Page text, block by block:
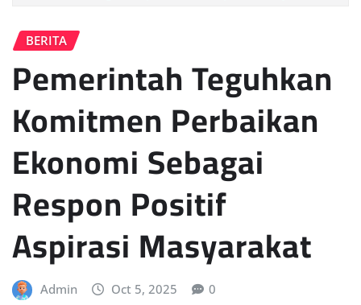
BERITA
Pemerintah Teguhkan
Komitmen Perbaikan
Ekonomi Sebagai
Respon Positif
Aspirasi Masyarakat
Admin Oct 5, 2025 0